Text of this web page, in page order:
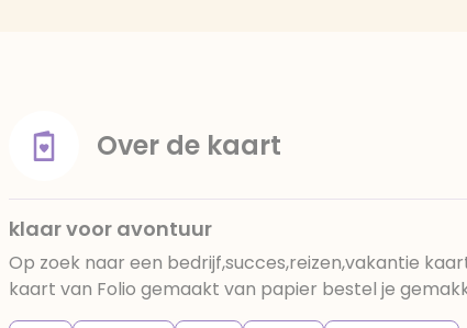
Over de kaart
klaar voor avontuur
Op zoek naar een bedrijf,succes,reizen,vakantie
kaart van Folio gemaakt van papier bestel je